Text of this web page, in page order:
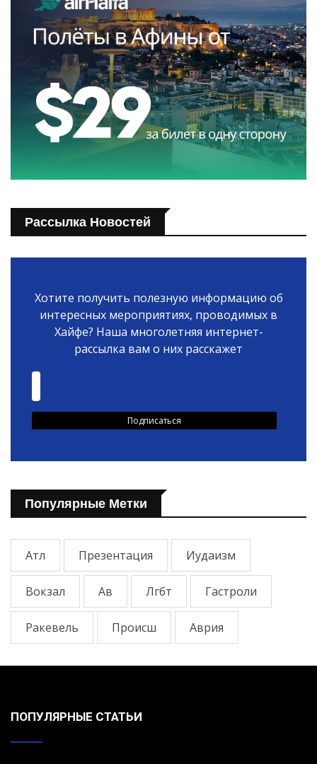
Рассылка Новостей
Хотите получить полезную информацию об
интересных мероприятиях, проводимых в
Хайфе? Наша многолетняя интернет-
рассылка вам о них расскажет
Популярные Метки
Атл Презентация Иудаизм
Вокзал Ав Лгбт Гастроли
Ракевель Происш Аврия
ПОПУЛЯРНЫЕ СТАТЬИ